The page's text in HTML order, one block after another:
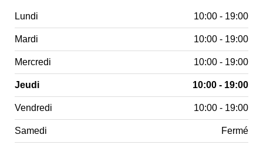
Lundi 10:00 - 19:00
Mardi 10:00 - 19:00
Mercredi 10:00 - 19:00
Jeudi 10:00 - 19:00
Vendredi 10:00 - 19:00
Samedi Fermé